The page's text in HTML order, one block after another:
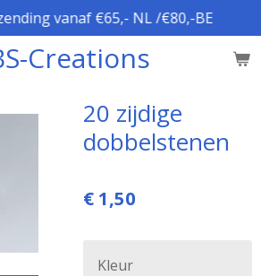
Creations
vanaf €65,- NL /€80,-BE
20 zijdige
dobbelstenen
€ 1,50
Kleur